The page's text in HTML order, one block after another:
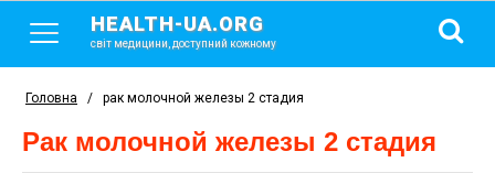
HEALTH-UA.ORG
світ медицини, доступний кожному
Головна / рак молочной железы 2 стадия
рак молочной железы 2 стадия